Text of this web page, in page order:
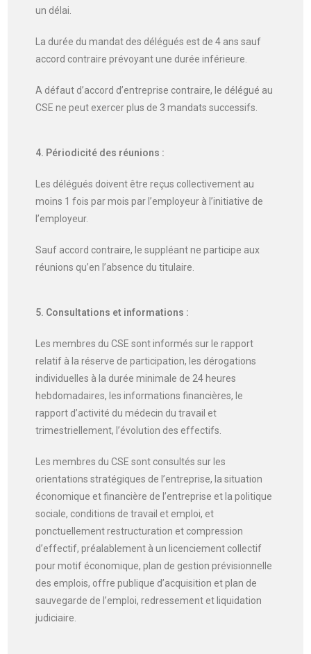
un délai.
La durée du mandat des délégués est de 4 ans sauf
accord contraire prévoyant une durée inférieure.
A défaut d’accord d’entreprise contraire, le délégué au
CSE ne peut exercer plus de 3 mandats successifs.
4. Périodicité des réunions :
Les délégués doivent être reçus collectivement au
moins 1 fois par mois par l’employeur à l’initiative de
l’employeur.
Sauf accord contraire, le suppléant ne participe aux
réunions qu’en l’absence du titulaire.
5. Consultations et informations :
Les membres du CSE sont informés sur le rapport
relatif à la réserve de participation, les dérogations
individuelles à la durée minimale de 24 heures
hebdomadaires, les informations financières, le
rapport d’activité du médecin du travail et
trimestriellement, l’évolution des effectifs.
Les membres du CSE sont consultés sur les
orientations stratégiques de l’entreprise, la situation
économique et financière de l’entreprise et la politique
sociale, conditions de travail et emploi, et
ponctuellement restructuration et compression
d’effectif, préalablement à un licenciement collectif
pour motif économique, plan de gestion prévisionnelle
des emplois, offre publique d’acquisition et plan de
sauvegarde de l’emploi, redressement et liquidation
judiciaire.